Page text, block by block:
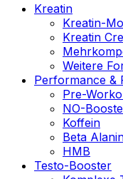
Kreatin
Kreatin-
Kreatin
Weitere
Performance &
Pre-
NO-
Koffein
Beta
HMB
Testo-Booster